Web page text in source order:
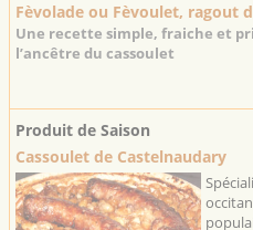
Fèvolade ou Fèvoulet, ragout
Une recette simple, fraiche et
l’ancêtre du cassoulet
Produit de Saison
Cassoulet de Castelnaudary